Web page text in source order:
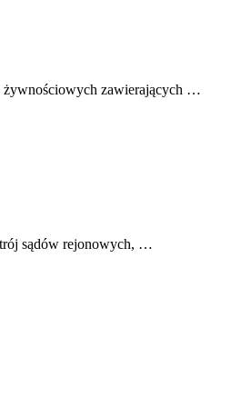
żywnościowych zawierających …
sądów rejonowych, …